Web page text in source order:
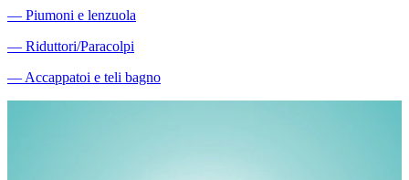
― Piumoni e lenzuola
― Riduttori/Paracolpi
―Accappatoi e teli bagno